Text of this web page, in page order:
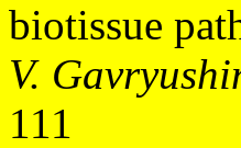
biotissue
V.
111